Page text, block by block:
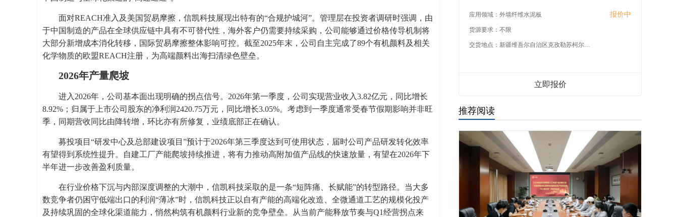
面对REACH准入及美国贸易摩擦，信凯科技展现出特有的“合规护城河”。管理层在投资者调研时强调，由
于中国制造的产品在全球供应链中具有不可替代性，海外客户仍需要持续采购，公司能够通过价格传导机制将
大部分新增成本消化转移，国际贸易摩擦整体影响可控。截至2025年末，公司自主完成了89个有机颜料及相关
化学物质的欧盟REACH注册，为高端颜料出海扫清绿色壁垒。
2026年产量爬坡
进入2026年，公司基本面出现明确的拐点信号。2026年第一季度，公司实现营业收入3.82亿元，同比增长
8.92%；归属于上市公司股东的净利润2420.75万元，同比增长3.05%。考虑到一季度通常受春节假期影响并非旺
季，同期营收同比由降转增，环比亦有所修复，业绩底部正在确认。
募投项目“研发中心及总部建设项目”预计于2026年第三季度达到可使用状态，届时公司产品研发转化效率
有望得到系统性提升。自建工厂产能爬坡持续推进，将有力推动高附加值产品线的快速放量，有望在2026年下
半年进一步改善盈利质量。
在行业价格下沉与内部深度调整的大潮中，信凯科技采取的是一条“短阵痛、长赋能”的转型路径。当大多
数竞争者仍困守低端出口的利润“薄冰”时，信凯科技正以自有产能的高端化改造、全微通道工艺的规模化投产
及持续巩固的全球化渠道能力，悄然构筑有机颜料行业新的竞争壁垒。从当前产能释放节奏与Q1经营拐点来
应用领域： 外墙纤维水泥板 报价中
货源要求： 不限
交货地点： 新疆维吾尔自治区克孜勒苏柯尔克孜自治州
立即报价
推荐阅读